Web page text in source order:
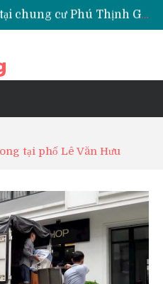
Taxi tải giá rẻ tại chung cư Park Kiara Hà Đông
Taxi tải giá rẻ tại chung cư Grande Park Phú Lãm
tại phố Lê Văn Hưu